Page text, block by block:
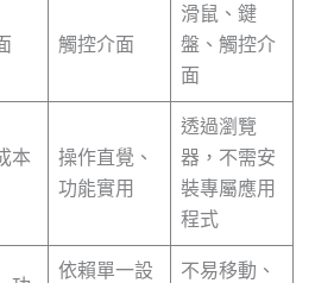
觸控介面
滑鼠、鍵
盤、觸控介
面
本
操作直覺、
功能實用
透過瀏覽
器，不需安
裝專屬應用
程式
依賴單一設
不易移動、